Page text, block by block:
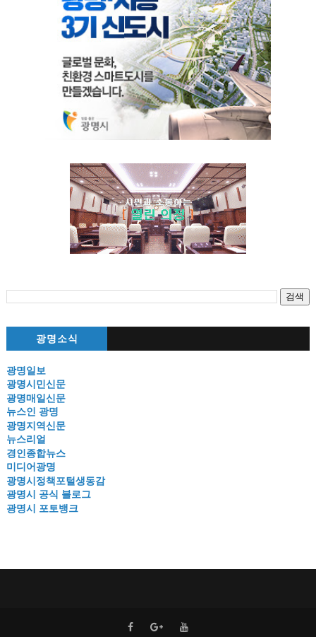
광명소식
광명일보
광명시민신문
광명매일신문
뉴스인 광명
광명지역신문
뉴스리얼
경인종합뉴스
미디어광명
광명시정책포털생동감
광명시 공식 블로그
광명시 포토뱅크